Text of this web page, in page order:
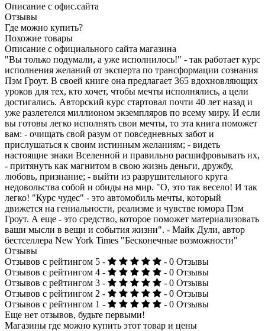
Описание с офис.сайта
Отзывы
Где можно купить?
Похожие товары
Описание с официального сайта магазина
"Вы только подумали, а уже исполнилось!" - так работает курс
исполнения желаний от эксперта по трансформации сознания
Пэм Гроут. В своей книге она предлагает 365 вдохновляющих
уроков для тех, кто хочет, чтобы мечты исполнялись, а цели
достигались. Авторский курс стартовал почти 40 лет назад и
уже разлетелся миллионом экземпляров по всему миру. И если
вы готовы легко исполнять свои мечты, то эта книга поможет
вам: - очищать свой разум от повседневных забот и
прислушаться к своим истинным желаниям; - видеть
настоящие знаки Вселенной и правильно расшифровывать их,
- притянуть как магнитом в свою жизнь деньги, дружбу,
любовь, признание; - выйти из разрушительного круга
недовольства собой и обиды на мир. "О, это так весело! И так
легко! "Курс чудес" - это автомобиль мечты, который
движется на гениальности, реализме и чувстве юмора Пэм
Гроут. А еще - это средство, которое поможет материализовать
ваши мысли в вещи и события жизни". - Майк Дули, автор
бестселлера New York Times "Бесконечные возможности"
Отзывы
Отзывов с рейтингом 5 -
- 0 Отзывы
Отзывов с рейтингом 4 -
- 0 Отзывы
Отзывов с рейтингом 3 -
- 0 Отзывы
Отзывов с рейтингом 2 -
- 0 Отзывы
Отзывов с рейтингом 1 -
- 0 Отзывы
Еще нет отзывов, будьте первыми!
Магазины где можно купить этот товар и цены